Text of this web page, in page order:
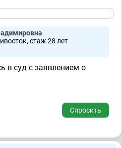
стаж 28 лет
в суд с заявлением о
Спросить